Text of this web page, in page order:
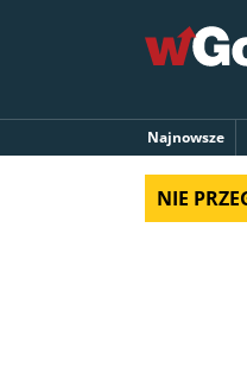
Najnowsze
NIE